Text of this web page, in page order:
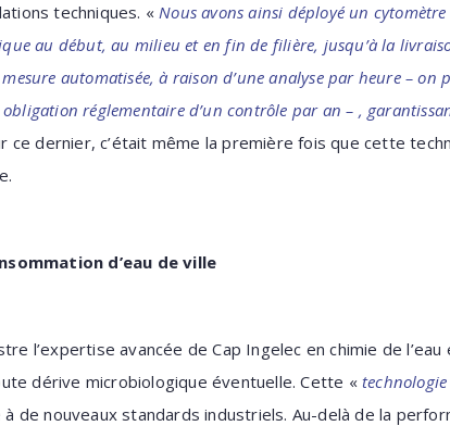
techniques. «Nous avons ainsi déployé un
au début, au milieu et en fin de filière, jusqu’à la
automatisée, à raison d’une analyse par heure – on
réglementaire d’un contrôle par an – ,
ce dernier, c’était même la première fois que cette
d’eau de ville
l’expertise avancée de Cap Ingelec en chimie de
dérive microbiologique éventuelle. Cette «
de nouveaux standards industriels. Au-delà de la